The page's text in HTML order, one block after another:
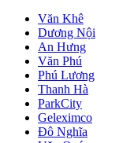
Văn Khê
Dương Nội
An Hưng
Văn Phú
Phú Lương
Thanh Hà
ParkCity
Geleximco
Đô Nghĩa